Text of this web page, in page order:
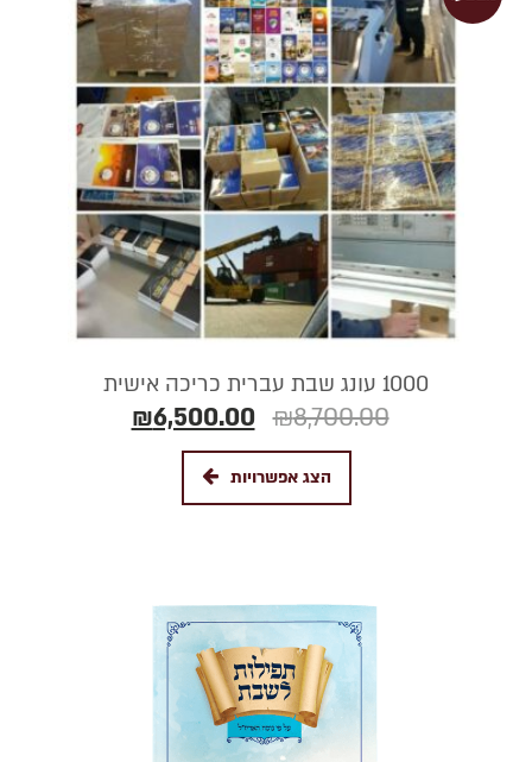
1000 עונג שבת עברית כריכה אישית
₪8,700.00
₪6,500.00
הצג אפשרויות